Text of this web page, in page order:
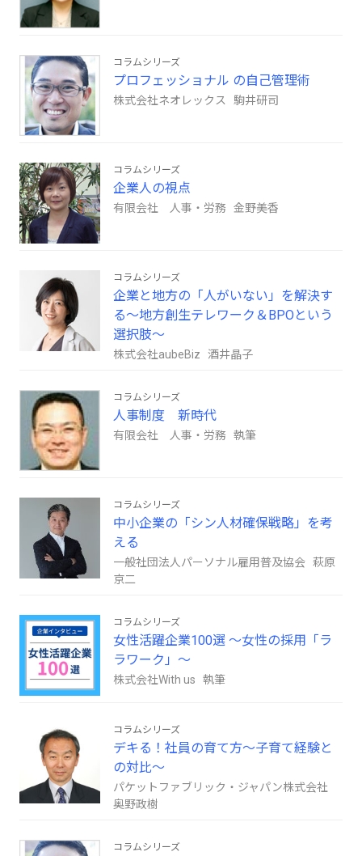
コラムシリーズ
プロフェッショナル の自己管理術
株式会社ネオレックス 駒井研司
コラムシリーズ
企業人の視点
有限会社 人事・労務 金野美香
コラムシリーズ
企業と地方の「人がいない」を解決す
る～地方創生テレワーク＆BPOという
選択肢～
株式会社aubeBiz 酒井晶子
コラムシリーズ
人事制度 新時代
有限会社 人事・労務 執筆
コラムシリーズ
中小企業の「シン人材確保戦略」を考
える
一般社団法人パーソナル雇用普及協会 萩原
京二
コラムシリーズ
女性活躍企業100選 ～女性の採用「ラ
ラワーク」～
株式会社With us 執筆
コラムシリーズ
デキる！社員の育て方～子育て経験と
の対比～
パケットファブリック・ジャパン株式会社
奥野政樹
コラムシリーズ